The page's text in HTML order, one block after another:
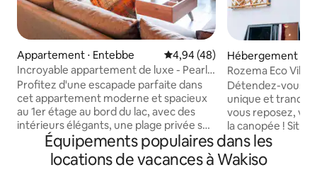
Appartement ⋅ Entebbe Évaluation moyenne sur la
4,94 (48)
Incroyable appartement de luxe - Pearl
Marina - Entebbe
Profitez d'une escapade parfaite dans
cet appartement moderne et spacieux
au 1er étage au bord du lac, avec des
intérieurs élégants, une plage privée sur
le lac Victoria et un accès à la piscine
dans le prestigieux complexe sécurisé et
fermé de Pearl Marina. Entièrement
Hébergement ⋅
Rozema Eco Villa
climatisation,
Détendez-vous
unique et
vous reposez,
la canopée ! Situé
l'aéroport
commercial
Victoria. Parmi
Équipements populaires dans les
locations de vacances à Wakiso